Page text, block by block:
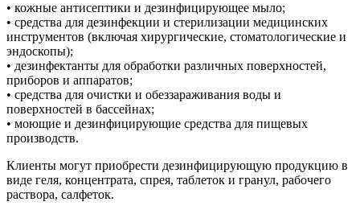
• кожные антисептики и дезинфицирующее мыло;
• средства для дезинфекции и стерилизации медицинских
инструментов (включая хирургические, стоматологические и
эндоскопы);
• дезинфектанты для обработки различных поверхностей,
приборов и аппаратов;
• средства для очистки и обеззараживания воды и
поверхностей в бассейнах;
• моющие и дезинфицирующие средства для пищевых
производств.
Клиенты могут приобрести дезинфицирующую продукцию в
виде геля, концентрата, спрея, таблеток и гранул, рабочего
раствора, салфеток.